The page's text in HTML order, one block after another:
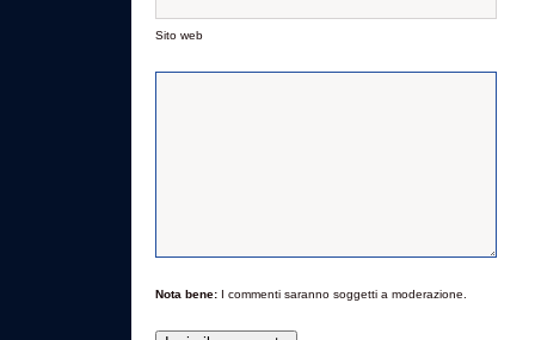
Sito web
Nota bene: I commenti saranno soggetti a moderazione.